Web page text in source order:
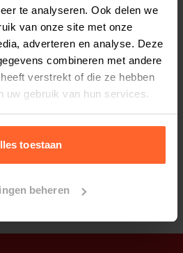
te analyseren. Ook delen we
van onze site met onze
adverteren en analyse. Deze
combineren met andere
verstrekt of die ze hebben
uw gebruik van hun services.
toestaan
beheren
10 weken
12 weken
instellen